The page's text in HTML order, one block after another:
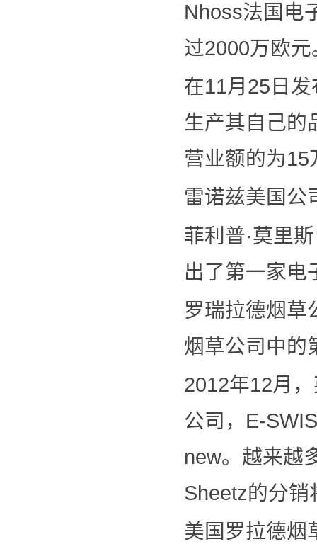
Nhoss法国电
过2000万欧元
在11月25日
生产其自己的
营业额的为15
雷诺兹美国公
菲利普·莫里
出了第一家电
罗瑞拉德烟草
烟草公司中的
2012年12月
公司，E-
new。越来越
Sheetz的分销
美国罗拉德烟